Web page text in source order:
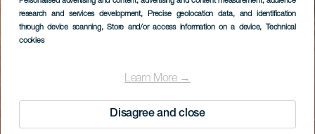
research and services development, Precise geolocation data, and identification
through device scanning, Store and/or access information on a device, Technical
cookies
Learn More →
Disagree and close